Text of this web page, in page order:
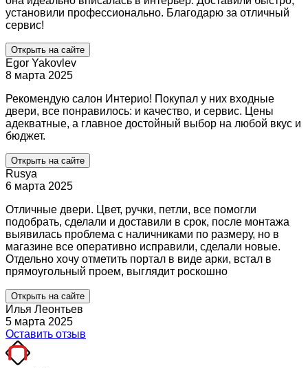
установили профессионально. Благодарю за отличный
сервис!
Открыть на сайте
Egor Yakovlev
8 марта 2025
Рекомендую салон Интерио! Покупал у них входные
двери, все понравилось: и качество, и сервис. Цены
адекватные, а главное достойный выбор на любой вкус и
бюджет.
Открыть на сайте
Rusya
6 марта 2025
Отличные двери. Цвет, ручки, петли, все помогли
подобрать, сделали и доставили в срок, после монтажа
выявилась проблема с наличниками по размеру, но в
магазине все оперативно исправили, сделали новые.
Отдельно хочу отметить портал в виде арки, встал в
прямоугольный проем, выглядит роскошно
Открыть на сайте
Илья Леонтьев
5 марта 2025
Оставить отзыв